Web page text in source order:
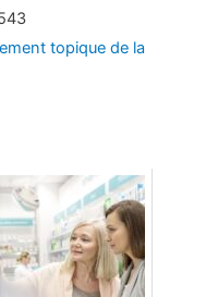
topique de la